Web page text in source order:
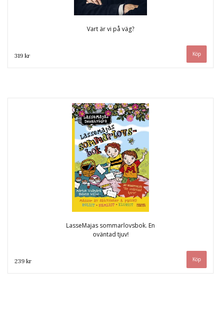
Vart är vi på väg?
319 kr
LasseMajas sommarlovsbok. En
oväntad tjuv!
239 kr